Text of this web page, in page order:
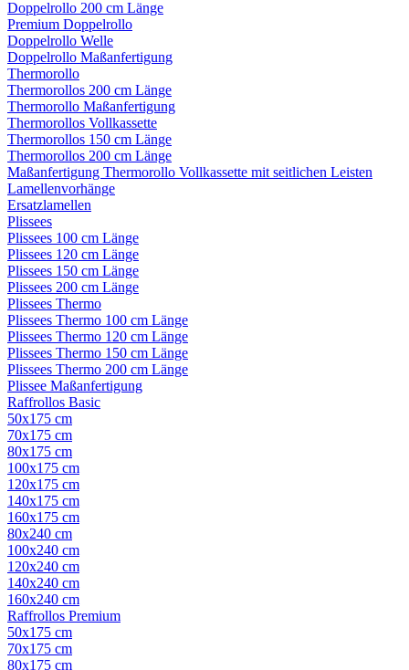
Doppelrollo 200 cm Länge
Premium Doppelrollo
Doppelrollo Welle
Doppelrollo Maßanfertigung
Thermorollo
Thermorollos 200 cm Länge
Thermorollo Maßanfertigung
Thermorollos Vollkassette
Thermorollos 150 cm Länge
Thermorollos 200 cm Länge
Maßanfertigung Thermorollo Vollkassette mit seitlichen Leisten
Lamellenvorhänge
Ersatzlamellen
Plissees
Plissees 100 cm Länge
Plissees 120 cm Länge
Plissees 150 cm Länge
Plissees 200 cm Länge
Plissees Thermo
Plissees Thermo 100 cm Länge
Plissees Thermo 120 cm Länge
Plissees Thermo 150 cm Länge
Plissees Thermo 200 cm Länge
Plissee Maßanfertigung
Raffrollos Basic
50x175 cm
70x175 cm
80x175 cm
100x175 cm
120x175 cm
140x175 cm
160x175 cm
80x240 cm
100x240 cm
120x240 cm
140x240 cm
160x240 cm
Raffrollos Premium
50x175 cm
70x175 cm
80x175 cm